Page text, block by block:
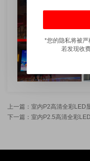
上一篇：室内P2高清全彩LED
下一篇：室内P2.5高清全彩
*您的隐私将被严
若发现收